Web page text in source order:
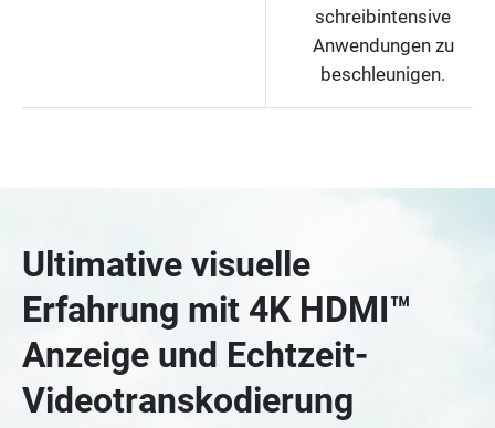
schreibintensive
Anwendungen zu
beschleunigen.
Ultimative visuelle
Erfahrung mit 4K HDMI™
Anzeige und Echtzeit-
Videotranskodierung